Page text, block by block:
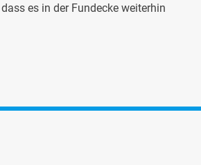
es in der Fundecke weiterhin